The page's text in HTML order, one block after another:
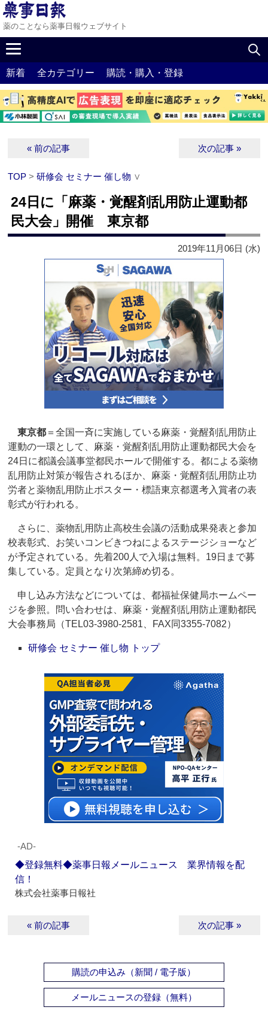
薬のことなら薬事日報ウェブサイト
新着 全カテゴリー 購読・購入・登録
« 前の記事 次の記事 »
TOP >研修会 セミナー 催し物 ∨
24日に「麻薬・覚醒剤乱用防止運動都
民大会」開催 東京都
2019年11月06日 (水)
東京都 ＝全国一斉に実施している麻薬・覚醒剤乱用防止
運動の一環として、麻薬・覚醒剤乱用防止運動都民大会を
24日に都議会議事堂都民ホールで開催する。都による薬物
乱用防止対策が報告されるほか、麻薬・覚醒剤乱用防止功
労者と薬物乱用防止ポスター・標語東京都選考入賞者の表
彰式が行われる。
さらに、薬物乱用防止高校生会議の活動成果発表と参加
校表彰式、お笑いコンビきつねによるステージショーなど
が予定されている。先着200人で入場は無料。19日まで募
集している。定員となり次第締め切る。
申し込み方法などについては、都福祉保健局ホームペー
ジを参照。問い合わせは、麻薬・覚醒剤乱用防止運動都民
大会事務局（TEL03-3980-2581、FAX同3355-7082）
研修会 セミナー 催し物 トップ
‐AD‐
◆登録無料◆薬事日報メールニュース 業界情報を配
信！
株式会社薬事日報社
« 前の記事 次の記事 »
購読の申込み（新聞 / 電子版）
メールニュースの登録（無料）